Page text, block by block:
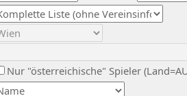
Nur "österreichische" Spieler